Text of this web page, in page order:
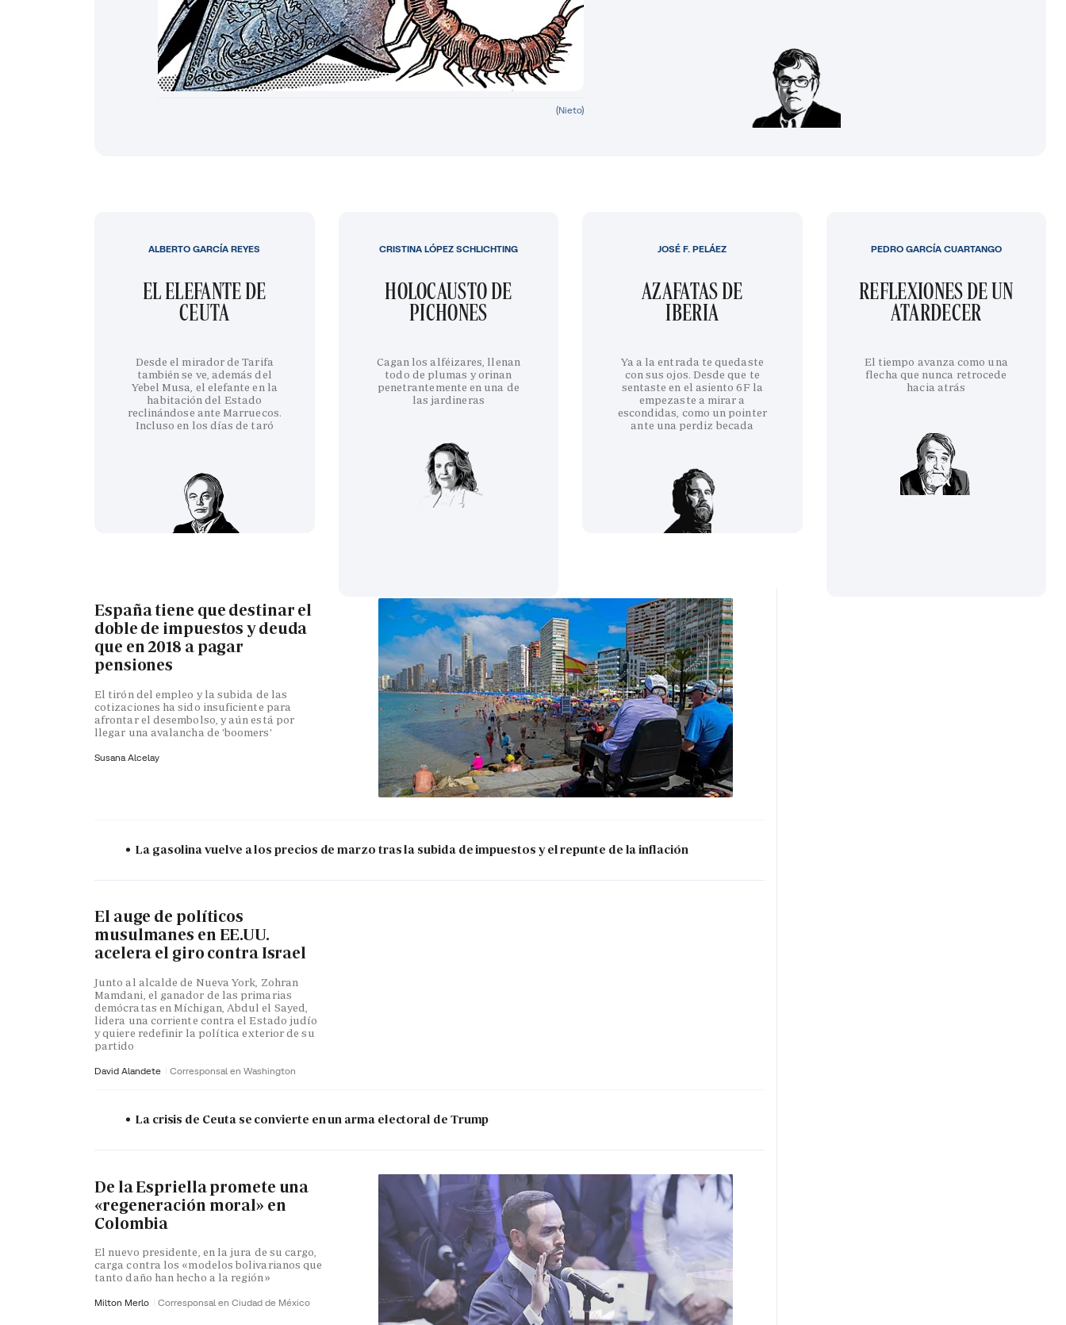
(Nieto)
EL ELEFANTE DE
CEUTA
Desde el mirador de Tarifa
también se ve, además del
Yebel Musa, el elefante en la
habitación del Estado
reclinándose ante Marruecos.
Incluso en los días de taró
ALBERTO GARCÍA REYES
HOLOCAUSTO DE
PICHONES
Cagan los alféizares, llenan
todo de plumas y orinan
penetrantemente en una de
las jardineras
CRISTINA LÓPEZ SCHLICHTING
AZAFATAS DE
IBERIA
Ya a la entrada te quedaste
con sus ojos. Desde que te
sentaste en el asiento 6F la
empezaste a mirar a
escondidas, como un pointer
ante una perdiz becada
JOSÉ F. PELÁEZ
REFLEXIONES DE UN
ATARDECER
El tiempo avanza como una
flecha que nunca retrocede
hacia atrás
PEDRO GARCÍA CUARTANGO
España tiene que destinar el
doble de impuestos y deuda
que en 2018 a pagar
pensiones
El tirón del empleo y la subida de las
cotizaciones ha sido insuficiente para
afrontar el desembolso, y aún está por
llegar una avalancha de 'boomers'
Susana Alcelay
La gasolina vuelve a los precios de marzo tras la subida de impuestos y el repunte de la inflación
El auge de políticos
musulmanes en EE.UU.
acelera el giro contra Israel
Junto al alcalde de Nueva York, Zohran
Mamdani, el ganador de las primarias
demócratas en Míchigan, Abdul el Sayed,
lidera una corriente contra el Estado judío
y quiere redefinir la política exterior de su
partido
David Alandete Corresponsal en Washington
La crisis de Ceuta se convierte en un arma electoral de Trump
De la Espriella promete una
«regeneración moral» en
Colombia
El nuevo presidente, en la jura de su cargo,
carga contra los «modelos bolivarianos que
tanto daño han hecho a la región»
Milton Merlo Corresponsal en Ciudad de México